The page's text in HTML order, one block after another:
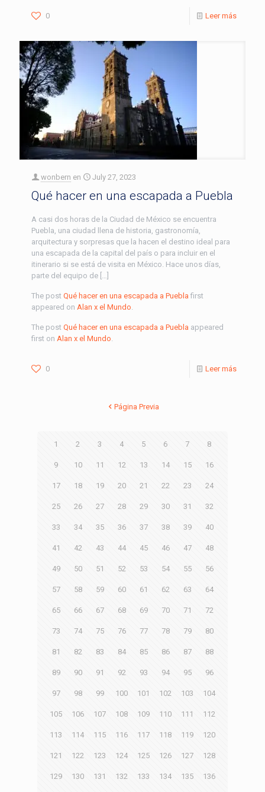
0 Leer más
wonbern en July 27, 2023
Qué hacer en una escapada a Puebla
A casi dos horas de la Ciudad de México se encuentra
Puebla, una ciudad llena de historia, gastronomía,
arquitectura y sorpresas que la hacen el destino ideal para
una escapada de la capital del país o para incluir en el
itinerario si se está de visita en México. Hace unos días,
parte del equipo de […]
The post Qué hacer en una escapada a Puebla first
appeared on Alan x el Mundo.
The post Qué hacer en una escapada a Puebla appeared
first on Alan x el Mundo.
0 Leer más
Página Previa
1 2 3 4 5 6 7 8
9 10 11 12 13 14 15 16
17 18 19 20 21 22 23 24
25 26 27 28 29 30 31 32
33 34 35 36 37 38 39 40
41 42 43 44 45 46 47 48
49 50 51 52 53 54 55 56
57 58 59 60 61 62 63 64
65 66 67 68 69 70 71 72
73 74 75 76 77 78 79 80
81 82 83 84 85 86 87 88
89 90 91 92 93 94 95 96
97 98 99 100 101 102 103 104
105 106 107 108 109 110 111 112
113 114 115 116 117 118 119 120
121 122 123 124 125 126 127 128
129 130 131 132 133 134 135 136